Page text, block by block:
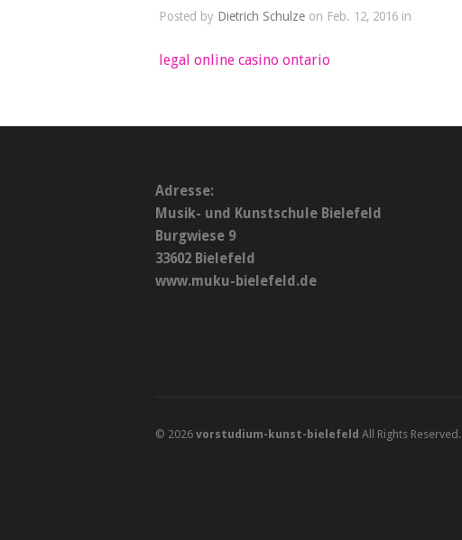
Posted by Dietrich Schulze on Feb. 12, 2016 in
legal online casino ontario
Adresse:
Musik- und Kunstschule Bielefeld
Burgwiese 9
33602 Bielefeld
www.muku-bielefeld.de
© 2026 vorstudium-kunst-bielefeld All Rights Reserved.